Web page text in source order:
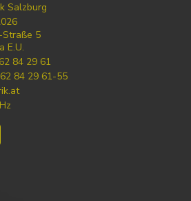
Salzburg
5
E.U.
84 29 61
84 29 61-55